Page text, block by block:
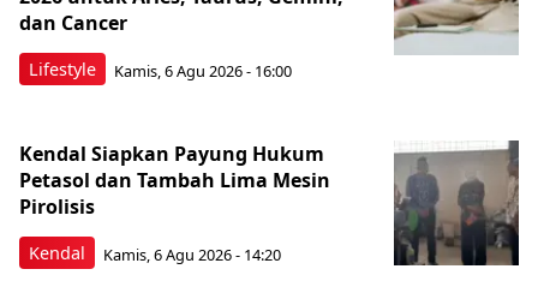
Lifestyle
dan Cancer
Kamis, 6 Agu 2026 - 16:00
Kendal
Kendal Siapkan Payung Hukum
Petasol dan Tambah Lima Mesin
Pirolisis
Kamis, 6 Agu 2026 - 14:20